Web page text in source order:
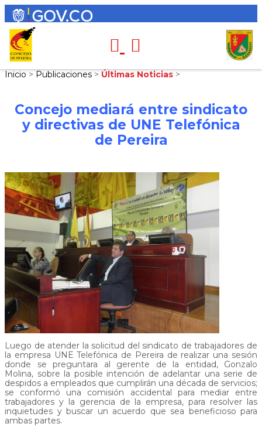
Inicio > Publicaciones > Últimas Noticias >
Concejo mediará entre sindicato
y directivas de UNE Telefónica
de Pereira
Luego de atender la solicitud del sindicato de trabajadores de
la empresa UNE Telefónica de Pereira de realizar una sesión
donde se preguntara al gerente de la entidad, Gonzalo
Molina, sobre la posible intención de adelantar una serie de
despidos a empleados que cumplirán una década de servicios;
se conformó una comisión accidental para mediar entre
trabajadores y la gerencia de la empresa, para resolver las
inquietudes y buscar un acuerdo que sea beneficioso para
ambas partes.